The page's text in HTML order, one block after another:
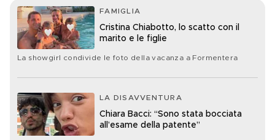
FAMIGLIA
Cristina Chiabotto, lo scatto con il
marito e le figlie
La showgirl condivide le foto della vacanza a Formentera
LA DISAVVENTURA
Chiara Bacci: “Sono stata bocciata
all’esame della patente”